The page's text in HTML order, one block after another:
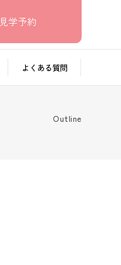
学予約
よくある質問
Outline